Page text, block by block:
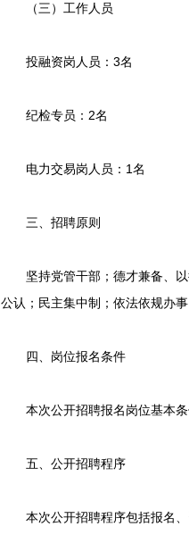
（三）工作人员
投融资岗人员：3名
纪检专员：2名
电力交易岗人员：1名
三、招聘原则
坚持党管干部；德才兼备、以
公认；民主集中制；依法依规办
四、岗位报名条件
本次公开招聘报名岗位基本条
五、公开招聘程序
本次公开招聘程序包括报名、